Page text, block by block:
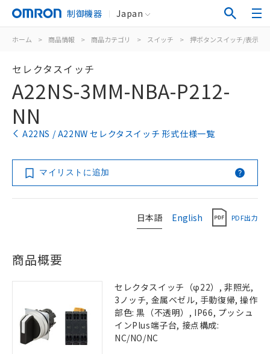
制御機器 Japan
ホーム > 商品情報 > 商品カテゴリ > スイッチ > 押ボタンスイッチ/表示灯
セレクタスイッチ
A22NS-3MM-NBA-P212-
NN
A22NS / A22NW セレクタスイッチ 形式仕様一覧
マイリストに追加
日本語 English PDF出力
商品概要
セレクタスイッチ（φ22）, 非照光,
3ノッチ, 金属ベゼル, 手動復帰, 操作
部色: 黒（不透明）, IP66, プッシュ
インPlus端子台, 接点構成:
NC/NO/NC